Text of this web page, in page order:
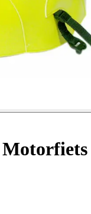
Motorfiets